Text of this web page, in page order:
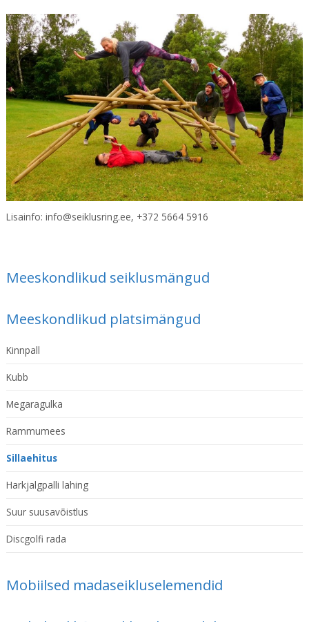
Lisainfo: info@seiklusring.ee, +372 5664 5916
Meeskondlikud seiklusmängud
Meeskondlikud platsimängud
Kinnpall
Kubb
Megaragulka
Rammumees
Sillaehitus
Harkjalgpalli lahing
Suur suusavõistlus
Discgolfi rada
Mobiilsed madaseikluselemendid